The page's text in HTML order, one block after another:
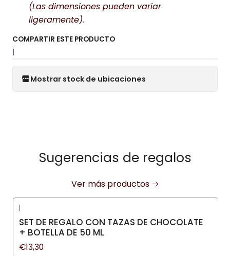
(Las dimensiones pueden variar
ligeramente).
COMPARTIR ESTE PRODUCTO
|
Mostrar stock de ubicaciones
Sugerencias de regalos
Ver más productos
|
SET DE REGALO CON TAZAS DE CHOCOLATE
+ BOTELLA DE 50 ML
€13,30